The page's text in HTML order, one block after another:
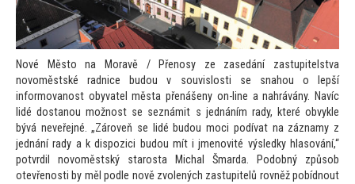
Nové Město na Moravě / Přenosy ze zasedání zastupitelstva
novoměstské radnice budou v souvislosti se snahou o lepší
informovanost obyvatel města přenášeny on-line a nahrávány. Navíc
lidé dostanou možnost se seznámit s jednáním rady, které obvykle
bývá neveřejné. „Zároveň se lidé budou moci podívat na záznamy z
jednání rady a k dispozici budou mít i jmenovité výsledky hlasování,“
potvrdil novoměstský starosta Michal Šmarda. Podobný způsob
otevřenosti by měl podle nově zvolených zastupitelů rovněž pobídnout